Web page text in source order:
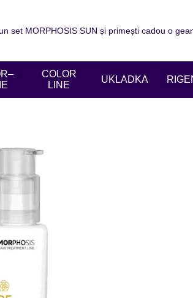
set MORPHOSIS SUN și primești cadou o
COLOR
LINE
UKLADKA